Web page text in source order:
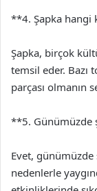
**4. Şapka hangi
Şapka, birçok
temsil eder.
parçası olmanın
**5. Günümüzde
Evet,
nedenlerle